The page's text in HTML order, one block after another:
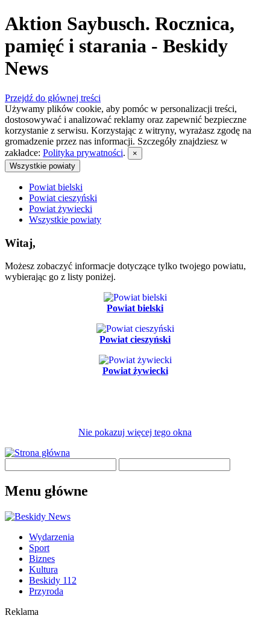
Aktion Saybusch. Rocznica,
pamięć i starania - Beskidy
News
Przejdź do głównej treści
Używamy plików cookie, aby pomóc w personalizacji treści,
dostosowywać i analizować reklamy oraz zapewnić bezpieczne
korzystanie z serwisu. Korzystając z witryny, wyrażasz zgodę na
gromadzenie przez nas informacji. Szczegóły znajdziesz w
zakładce: Polityka prywatności.
×
Wszystkie powiaty
Powiat bielski
Powiat cieszyński
Powiat żywiecki
Wszystkie powiaty
Witaj,
Możesz zobaczyć informacje dotyczące tylko twojego powiatu,
wybierając go z listy poniżej.
Powiat bielski
Powiat cieszyński
Powiat żywiecki
Nie pokazuj więcej tego okna
Menu główne
Wydarzenia
Sport
Biznes
Kultura
Beskidy 112
Przyroda
Reklama